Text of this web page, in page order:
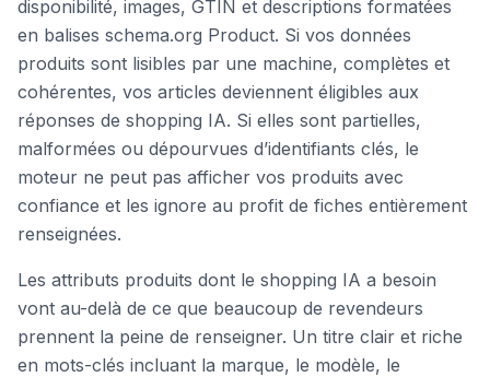
disponibilité, images, GTIN et descriptions formatées
en balises schema.org Product. Si vos données
produits sont lisibles par une machine, complètes et
cohérentes, vos articles deviennent éligibles aux
réponses de shopping IA. Si elles sont partielles,
malformées ou dépourvues d’identifiants clés, le
moteur ne peut pas afficher vos produits avec
confiance et les ignore au profit de fiches entièrement
renseignées.
Les attributs produits dont le shopping IA a besoin
vont au-delà de ce que beaucoup de revendeurs
prennent la peine de renseigner. Un titre clair et riche
en mots-clés incluant la marque, le modèle, le